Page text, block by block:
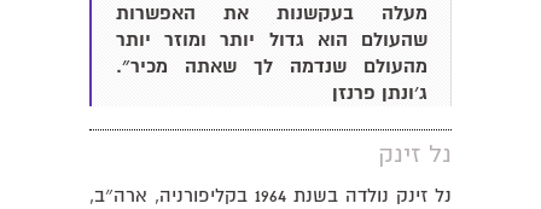
מעלה בעקשנות את האפשרות
שהעולם הוא גדול יותר ומוזר יותר
מהעולם שנדמה לך שאתה מכיר״.
ג׳ונתן פרנזן
נל זינק
נל זינק נולדה בשנת 1964 בקליפורניה, ארה״ב,